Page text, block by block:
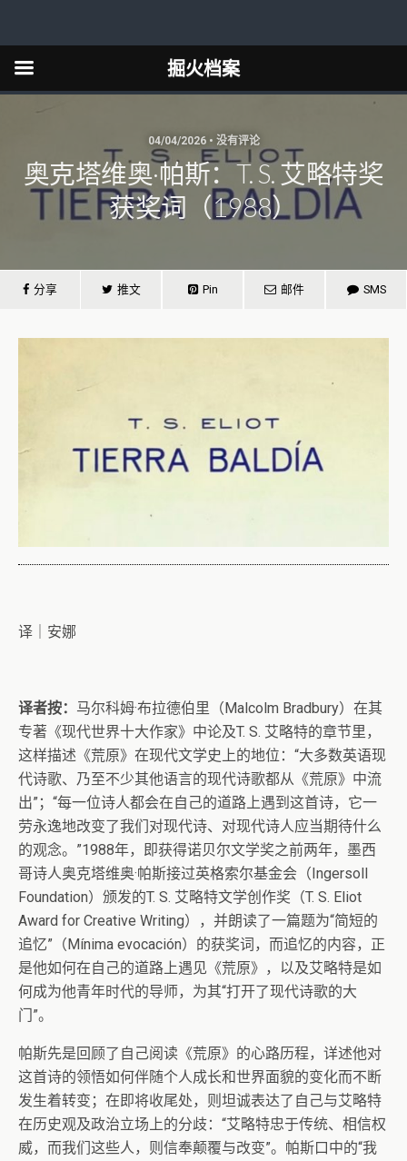
04/04/2026 • 没有评论
奥克塔维奥·帕斯：T. S. 艾略特奖
获奖词（1988）
分享 推文 Pin 邮件 SMS
译｜安娜
译者按： 马尔科姆·布拉德伯里（Malcolm Bradbury）在其
专著《现代世界十大作家》中论及T. S. 艾略特的章节里，
这样描述《荒原》在现代文学史上的地位：“大多数英语现
代诗歌、乃至不少其他语言的现代诗歌都从《荒原》中流
出”；“每一位诗人都会在自己的道路上遇到这首诗，它一
劳永逸地改变了我们对现代诗、对现代诗人应当期待什么
的观念。”1988年，即获得诺贝尔文学奖之前两年，墨西
哥诗人奥克塔维奥·帕斯接过英格索尔基金会（Ingersoll
Foundation）颁发的T. S. 艾略特文学创作奖（T. S. Eliot
Award for Creative Writing），并朗读了一篇题为“简短的
追忆”（Mínima evocación）的获奖词，而追忆的内容，正
是他如何在自己的道路上遇见《荒原》，以及艾略特是如
何成为他青年时代的导师，为其“打开了现代诗歌的大
门”。
帕斯先是回顾了自己阅读《荒原》的心路历程，详述他对
这首诗的领悟如何伴随个人成长和世界面貌的变化而不断
发生着转变；在即将收尾处，则坦诚表达了自己与艾略特
在历史观及政治立场上的分歧：“艾略特忠于传统、相信权
威，而我们这些人，则信奉颠覆与改变”。帕斯口中的“我
掘火档案